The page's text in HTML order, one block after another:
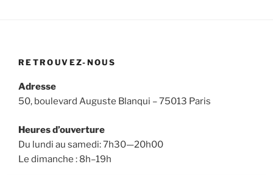
RETROUVEZ-NOUS
Adresse
50, boulevard Auguste Blanqui – 75013 Paris
Heures d’ouverture
Du lundi au samedi: 7h30—20h00
Le dimanche : 8h–19h